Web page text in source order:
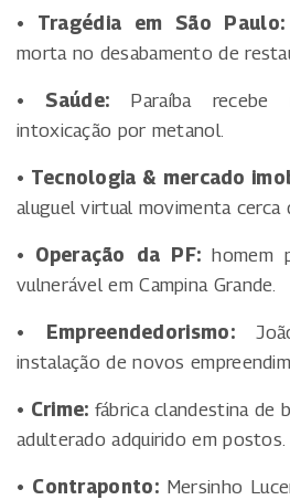
• Tragédia em São Paulo:
morta no desabamento de
• Saúde: Paraíba recebe
intoxicação por metanol.
• Tecnologia & mercado
aluguel virtual movimenta
• Operação da PF: homem
vulnerável em Campina Grande.
• Empreendedorismo:
instalação de novos
• Crime: fábrica clandestina de
adulterado adquirido em postos.
• Contraponto:Mersinho